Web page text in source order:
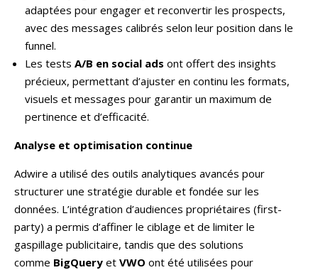
adaptées pour engager et reconvertir les prospects,
avec des messages calibrés selon leur position dans le
funnel.
Les tests A/B en social ads ont offert des insights
précieux, permettant d’ajuster en continu les formats,
visuels et messages pour garantir un maximum de
pertinence et d’efficacité.
Analyse et optimisation continue
Adwire a utilisé des outils analytiques avancés pour
structurer une stratégie durable et fondée sur les
données. L’intégration d’audiences propriétaires (first-
party) a permis d’affiner le ciblage et de limiter le
gaspillage publicitaire, tandis que des solutions
comme BigQuery et VWO ont été utilisées pour